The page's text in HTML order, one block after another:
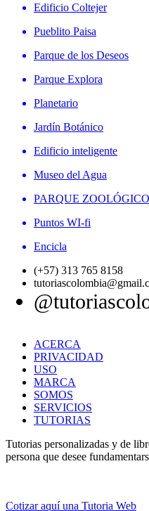
Edificio Coltejer
Pueblito Paisa
Parque de los Deseos
Parque Explora
Planetario
Jardín Botánico
Edificio inteligente
Museo del Agua
PARQUE ZOOLÓGICO
Puntos WI-fi
Encicla
(+57) 313 765 8158
ACERCA
PRIVACIDAD
USO
MARCA
SOMOS
SERVICIOS
TUTORIAS
Tutorias personalizadas y de
persona que desee
Cotizar aquí una Tutoria Web